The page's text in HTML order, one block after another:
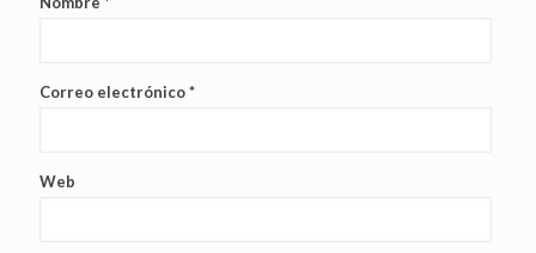
Correo electrónico*
Web